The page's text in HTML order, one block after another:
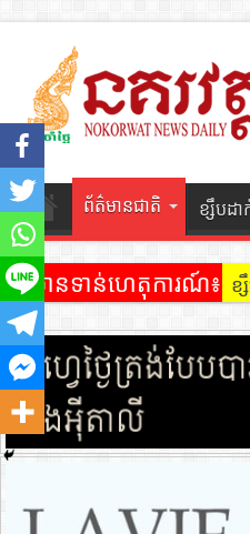
ព័ត៌មានជាតិ ខ្សឹបដ
ព័ត៌មានទាន់ហេតុការណ៍៖ ខ្
ខ្